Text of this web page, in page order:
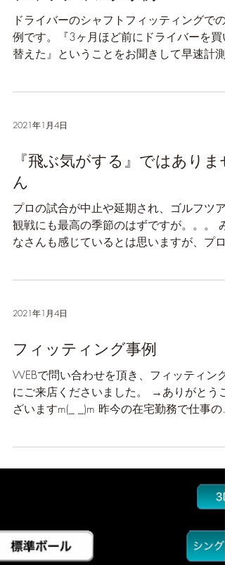
フィッティング事例
ドライバーのシャフトフィッティングでの
替えた』ということをお聞きして早速計測
れていない球筋で右にまがっていく。たま
じでした。...
2021年1月4日
『飛ぶ気がする』ではありま
ん
プロの試合が中止や延期され、ゴルフツア
なさんも感じているとは思いますが、プロ
設されていますね。 ラウンドの様子や練習
ングについてトッププロがどん...
2021年1月4日
フィッティング事例
WEBで問い合わせを頂き、フィッティング
ざいますm(_ _)m 昨今の在宅勤務で仕事の合
ブがあっているのかどうか知りたくなっ